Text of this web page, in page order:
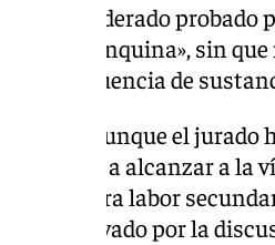
ha considerado
por «inquina», sin
la influencia de
acusado, aunque el
no llegar a alcanzar a la
en «mera labor
llevado por la